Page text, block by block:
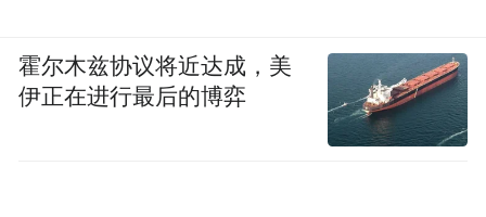
霍尔木兹协议将近达成，美
伊正在进行最后的博弈